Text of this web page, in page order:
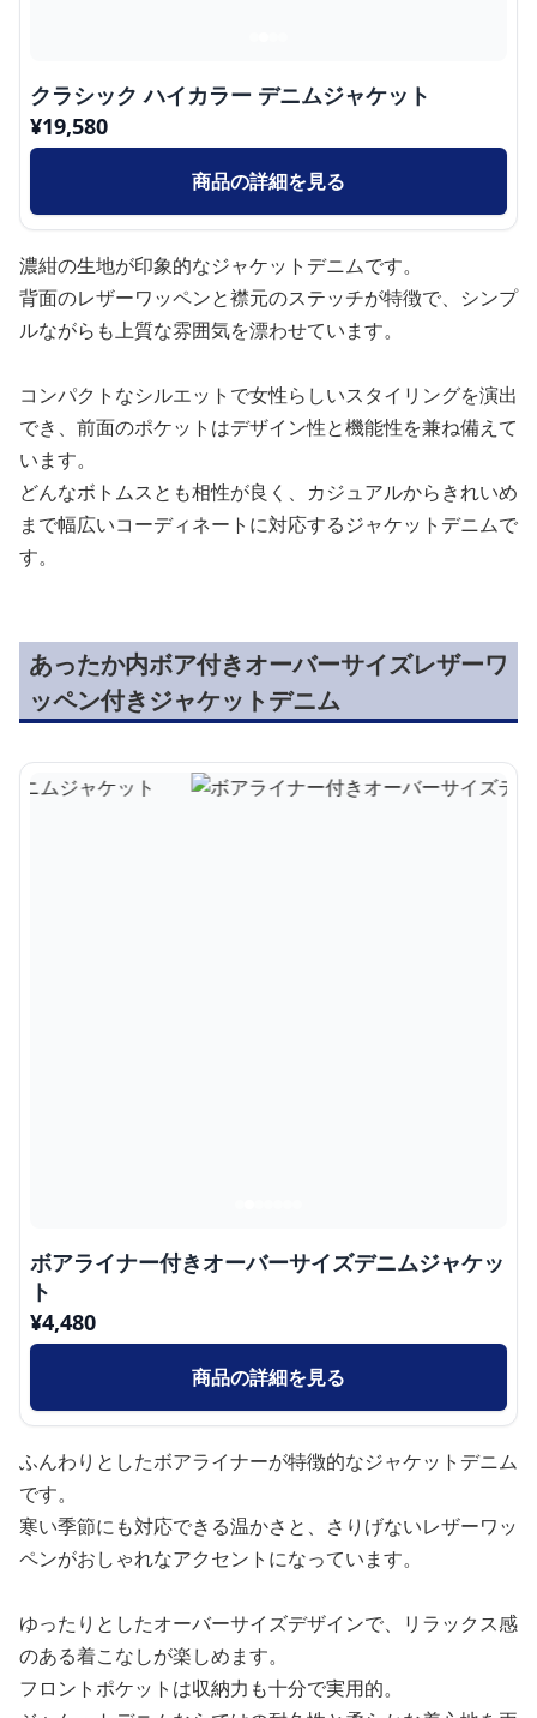
クラシック ハイカラー デニムジャケット
¥19,580
商品の詳細を見る
濃紺の生地が印象的なジャケットデニムです。
背面のレザーワッペンと襟元のステッチが特徴で、シンプ
ルながらも上質な雰囲気を漂わせています。
コンパクトなシルエットで女性らしいスタイリングを演出
でき、前面のポケットはデザイン性と機能性を兼ね備えて
います。
どんなボトムスとも相性が良く、カジュアルからきれいめ
まで幅広いコーディネートに対応するジャケットデニムで
す。
あったか内ボア付きオーバーサイズレザーワ
ッペン付きジャケットデニム
ボアライナー付きオーバーサイズデニムジャケッ
ト
¥4,480
商品の詳細を見る
ふんわりとしたボアライナーが特徴的なジャケットデニム
です。
寒い季節にも対応できる温かさと、さりげないレザーワッ
ペンがおしゃれなアクセントになっています。
ゆったりとしたオーバーサイズデザインで、リラックス感
のある着こなしが楽しめます。
フロントポケットは収納力も十分で実用的。